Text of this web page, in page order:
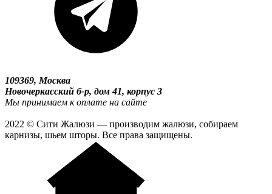
109369, Москва
Новочеркасский б-р, дом 41, корпус 3
Мы принимаем к оплате на сайте
2022 © Сити Жалюзи — производим жалюзи, собираем
карнизы, шьем шторы. Все права защищены.